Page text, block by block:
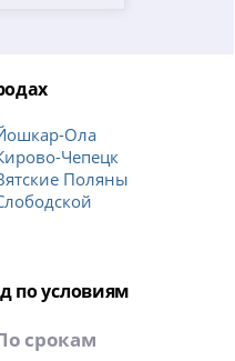
Ола
Чепецк
Поляны
по условиям
срокам